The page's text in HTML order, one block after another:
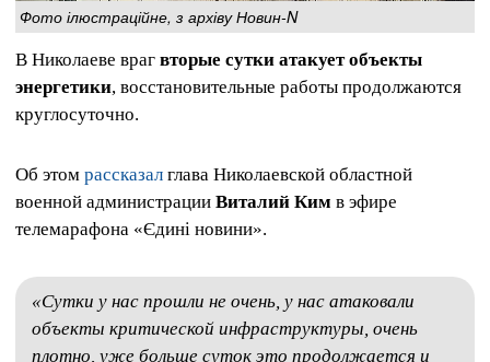
Фото ілюстраційне, з архіву Новин-N
В Николаеве враг вторые сутки атакует объекты
энергетики, восстановительные работы продолжаются
круглосуточно.
Об этом рассказал глава Николаевской областной
военной администрации Виталий Ким в эфире
телемарафона «Єдині новини».
«Сутки у нас прошли не очень, у нас атаковали
объекты критической инфраструктуры, очень
плотно, уже больше суток это продолжается и